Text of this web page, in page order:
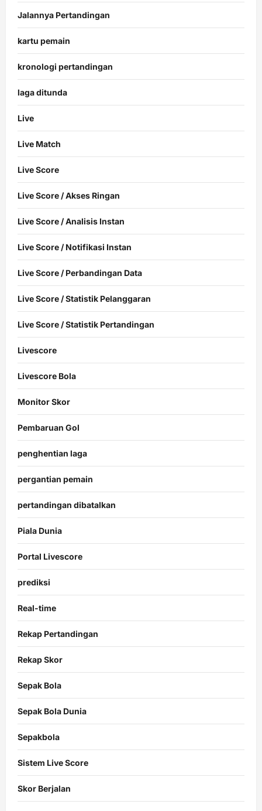
Jalannya Pertandingan
kartu pemain
kronologi pertandingan
laga ditunda
Live
Live Match
Live Score
Live Score / Akses Ringan
Live Score / Analisis Instan
Live Score / Notifikasi Instan
Live Score / Perbandingan Data
Live Score / Statistik Pelanggaran
Live Score / Statistik Pertandingan
Livescore
Livescore Bola
Monitor Skor
Pembaruan Gol
penghentian laga
pergantian pemain
pertandingan dibatalkan
Piala Dunia
Portal Livescore
prediksi
Real-time
Rekap Pertandingan
Rekap Skor
Sepak Bola
Sepak Bola Dunia
Sepakbola
Sistem Live Score
Skor Berjalan